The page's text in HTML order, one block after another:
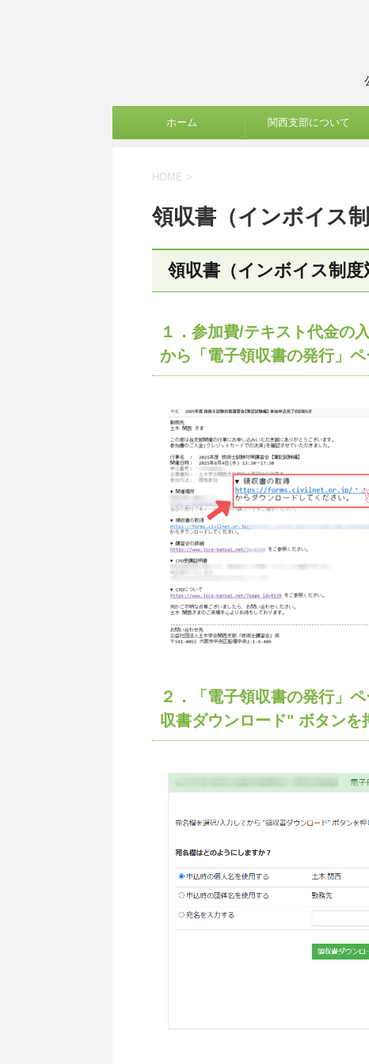
ホーム 関西支部について
HOME >
領収書（インボイス
領収書（インボイス制
１．参加費/テキスト代金の
から「電子領収書の発行」
２．「電子領収書の発行」
収書ダウンロード" ボタンを